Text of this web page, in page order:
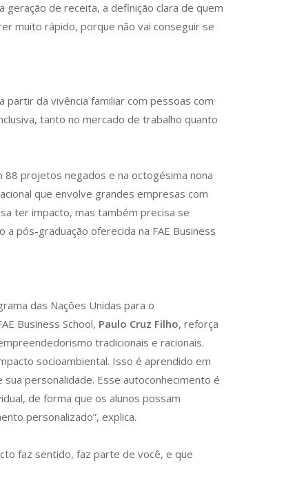
de receita, a definição clara de quem
muito rápido, porque não vai conseguir se
partir da vivência familiar com pessoas com
tanto no mercado de trabalho quanto
projetos negados e na octogésima nona
que envolve grandes empresas com
ter impacto, mas também precisa se
pós-graduação oferecida na FAE Business
das Nações Unidas para o
Business School, Paulo Cruz Filho, reforça
tradicionais e racionais.
socioambiental. Isso é aprendido em
personalidade. Esse autoconhecimento é
de forma que os alunos possam
personalizado”, explica.
faz sentido, faz parte de você, e que